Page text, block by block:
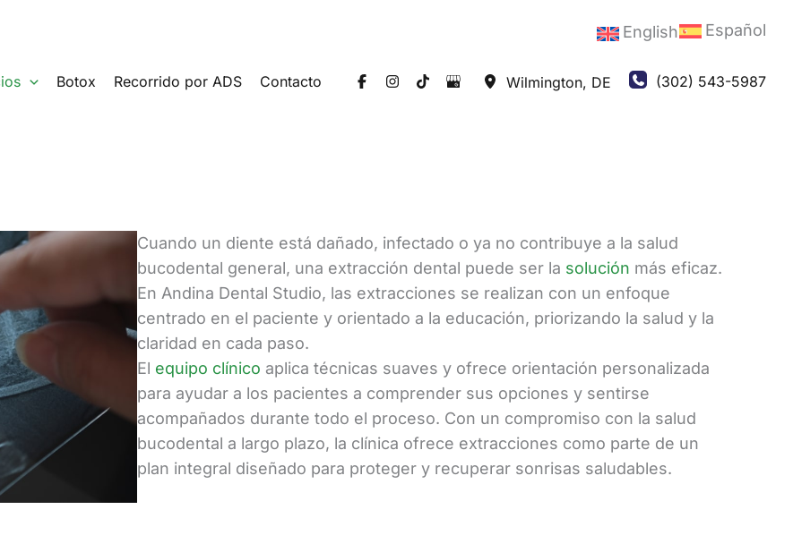
English Español
Botox Recorrido por ADS Contacto Wilmington, DE (302) 543-5987
Cuando un diente está dañado, infectado o ya no contribuye a la salud
bucodental general, una extracción dental puede ser la solución más eficaz.
En Andina Dental Studio, las extracciones se realizan con un enfoque
centrado en el paciente y orientado a la educación, priorizando la salud y la
claridad en cada paso.
El equipo clínico aplica técnicas suaves y ofrece orientación personalizada
para ayudar a los pacientes a comprender sus opciones y sentirse
acompañados durante todo el proceso. Con un compromiso con la salud
bucodental a largo plazo, la clínica ofrece extracciones como parte de un
plan integral diseñado para proteger y recuperar sonrisas saludables.